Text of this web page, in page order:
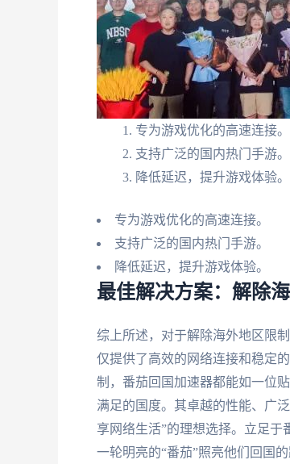
专为游戏优化的高速连接。
支持广泛的国内热门手游。
降低延迟，提升游戏体验。
专为游戏优化的高速连接。
支持广泛的国内热门手游。
降低延迟，提升游戏体验。
最佳解决方案：解除
综上所述，对于解除海外地区限
仅提供了高效的网络连接和稳定
制，番茄回国加速器都能如一位
满足的国度。其卓越的性能、广
享网络生活”的理想选择。立足
一轮明亮的“番茄”照亮他们回国的